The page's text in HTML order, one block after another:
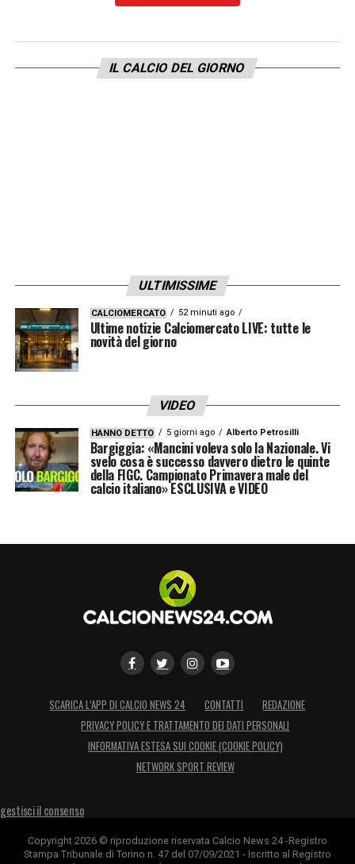
IL CALCIO DEL GIORNO
ULTIMISSIME
CALCIOMERCATO 52 minuti ago
Ultime notizie Calciomercato LIVE: tutte le
novità del giorno
VIDEO
HANNO DETTO 5 giorni ago Alberto Petrosilli
Bargiggia: «Mancini voleva solo la Nazionale. Vi
svelo cosa è successo davvero dietro le quinte
della FIGC. Campionato Primavera male del
calcio italiano» ESCLUSIVA e VIDEO
SCARICA L’APP DI CALCIO NEWS 24 CONTATTI
REDAZIONE
PRIVACY POLICY E TRATTAMENTO DEI DATI PERSONALI
INFORMATIVA ESTESA SUI COOKIE (COOKIE POLICY)
NETWORK SPORT REVIEW
gestisci il consenso
Copyright 2026 © riproduzione riservata Calcio News 24 -Registro
Stampa Tribunale di Torino n. 47 del 07/09/2021 - Iscritto al Registro